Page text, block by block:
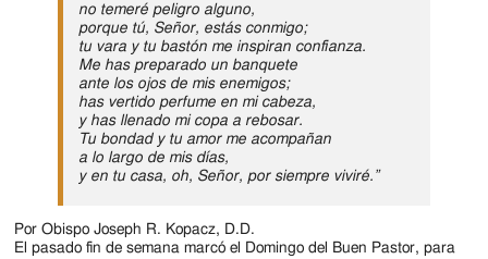
Jackson
Since
1954
no temeré peligro alguno,
porque tú, Señor, estás conmigo;
tu vara y tu bastón me inspiran confianza.
Me has preparado un banquete
ante los ojos de mis enemigos;
has vertido perfume en mi cabeza,
y has llenado mi copa a rebosar.
Tu bondad y tu amor me acompañan
a lo largo de mis días,
y en tu casa, oh, Señor, por siempre viviré.”
Por Obispo Joseph R. Kopacz, D.D.
El pasado fin de semana marcó el Domingo del Buen Pastor, para